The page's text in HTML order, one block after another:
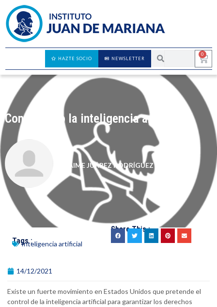
0
NEWSLETTER
HAZTE SOCIO
Controlando la inteligencia artificial
JAIME JUÁREZ RODRÍGUEZ
Tags :Inteligencia artificial
Share This :
14/12/2021
Existe un fuerte movimiento en Estados Unidos que pretende el
control de la inteligencia artificial para garantizar los derechos